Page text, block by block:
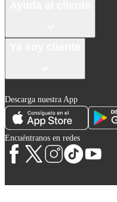
Descarga nuestra App
Encuéntranos en redes